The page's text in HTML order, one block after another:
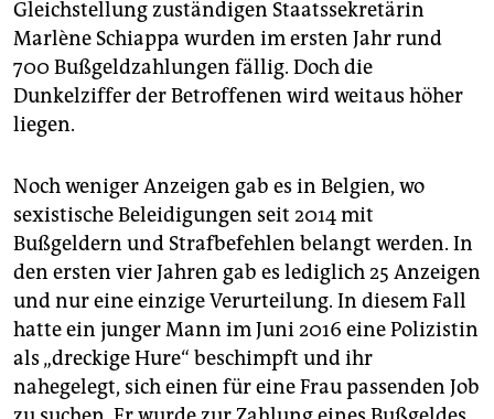
Gleichstellung zuständigen Staatssekretärin
Marlène Schiappa wurden im ersten Jahr rund
700 Bußgeldzahlungen fällig. Doch die
Dunkelziffer der Betroffenen wird weitaus höher
liegen.
Noch weniger Anzeigen gab es in Belgien, wo
sexistische Beleidigungen seit 2014 mit
Bußgeldern und Strafbefehlen belangt werden. In
den ersten vier Jahren gab es lediglich 25 Anzeigen
und nur eine einzige Verurteilung. In diesem Fall
hatte ein junger Mann im Juni 2016 eine Polizistin
als „dreckige Hure“ beschimpft und ihr
nahegelegt, sich einen für eine Frau passenden Job